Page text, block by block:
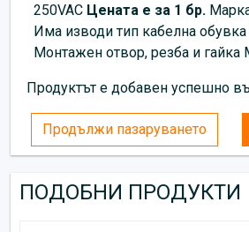
250VAC Цената е за 1 бр.
Има изводи тип кабелна
Монтажен отвор, резба и гайка
Продуктът е добавен успешно
Продължи пазаруването
ПОДОБНИ ПРОДУКТИ